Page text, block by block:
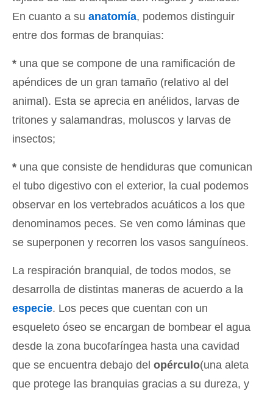
En cuanto a su anatomía, podemos distinguir
entre dos formas de branquias:
* una que se compone de una ramificación de
apéndices de un gran tamaño (relativo al del
animal). Esta se aprecia en anélidos, larvas de
tritones y salamandras, moluscos y larvas de
insectos;
* una que consiste de hendiduras que comunican
el tubo digestivo con el exterior, la cual podemos
observar en los vertebrados acuáticos a los que
denominamos peces. Se ven como láminas que
se superponen y recorren los vasos sanguíneos.
La respiración branquial, de todos modos, se
desarrolla de distintas maneras de acuerdo a la
especie. Los peces que cuentan con un
esqueleto óseo se encargan de bombear el agua
desde la zona bucofaríngea hasta una cavidad
que se encuentra debajo del opérculo(una aleta
que protege las branquias gracias a su dureza, y